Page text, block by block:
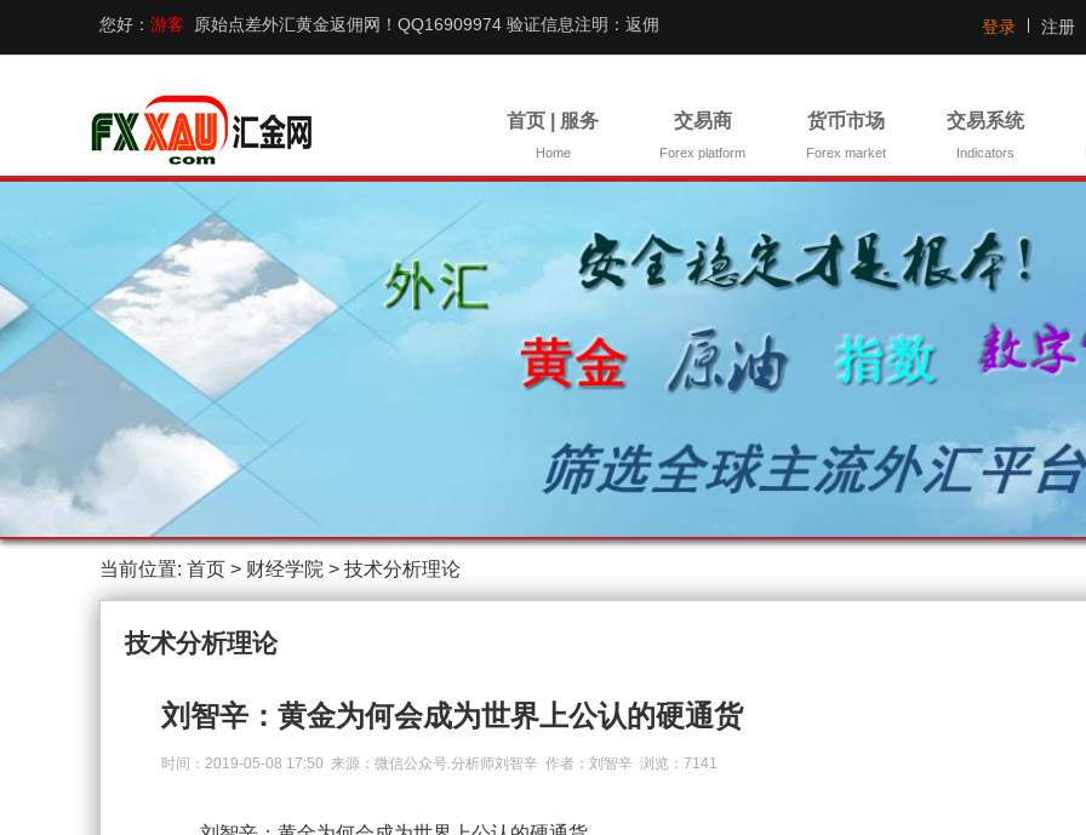
您好： 游客 原始点差外汇黄金返佣网！QQ16909974 验证信息注明：返佣 登录 注册
首页 | 服务
Home
交易商
Forex platform
货币市场
Forex market
交易系统
Indicators
当前位置: 首页 > 财经学院 > 技术分析理论
技术分析理论
刘智辛：黄金为何会成为世界上公认的硬通货
时间：2019-05-08 17:50 来源：微信公众号.分析师刘智辛 作者：刘智辛 浏览：7141